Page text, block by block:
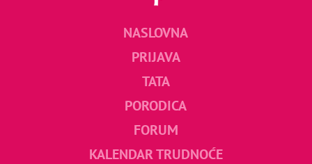
NASLOVNA
PRIJAVA
TATA
PORODICA
FORUM
KALENDAR TRUDNOĆE